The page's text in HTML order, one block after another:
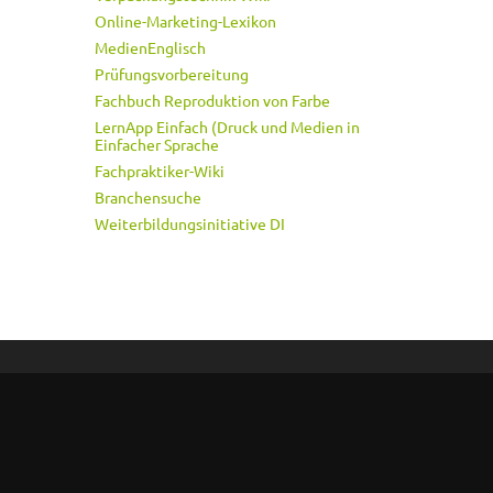
Online-Marketing-Lexikon
MedienEnglisch
Prüfungsvorbereitung
Fachbuch Reproduktion von Farbe
LernApp Einfach (Druck und Medien in
Einfacher Sprache
Fachpraktiker-Wiki
Branchensuche
Weiterbildungsinitiative DI